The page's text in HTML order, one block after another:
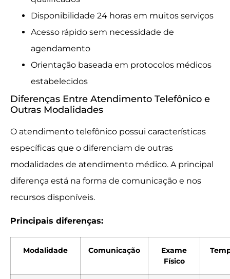
Disponibilidade 24 horas em muitos serviços
Acesso rápido sem necessidade de
agendamento
Orientação baseada em protocolos médicos
estabelecidos
Diferenças Entre Atendimento Telefônico e
Outras Modalidades
O atendimento telefônico possui características
específicas que o diferenciam de outras
modalidades de atendimento médico. A principal
diferença está na forma de comunicação e nos
recursos disponíveis.
Principais diferenças:
Modalidade Comunicação
Exame
Físico